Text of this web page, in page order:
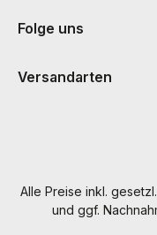
Folge uns
Versandarten
Alle Preise inkl.
und ggf.